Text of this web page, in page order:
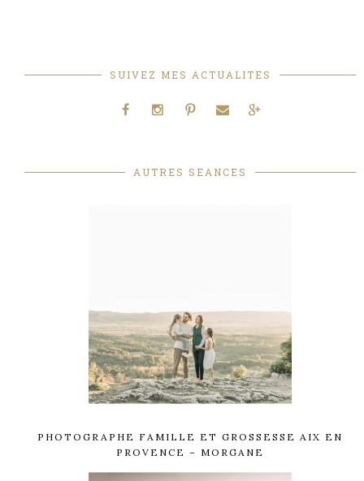
SUIVEZ MES ACTUALITES
AUTRES SEANCES
PHOTOGRAPHE FAMILLE ET GROSSESSE AIX EN
PROVENCE – MORGANE